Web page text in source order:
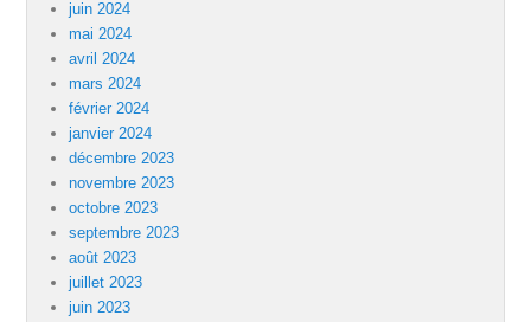
juin 2024
mai 2024
avril 2024
mars 2024
février 2024
janvier 2024
décembre 2023
novembre 2023
octobre 2023
septembre 2023
août 2023
juillet 2023
juin 2023